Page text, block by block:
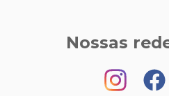
Nossas